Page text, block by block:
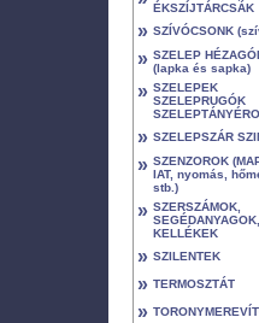
ÉKSZÍJTÁRCSÁK
» SZÍVÓCSONK
» SZELEP
(lapka és sapka)
» SZELEPEK
SZELEPRUGÓK
» SZELEPSZÁR
» SZENZOROK
IAT, nyomás,
stb.)
» SZERSZÁMOK,
SEGÉDANYAGOK,
KELLÉKEK
» SZILENTEK
» TERMOSZTÁT
»